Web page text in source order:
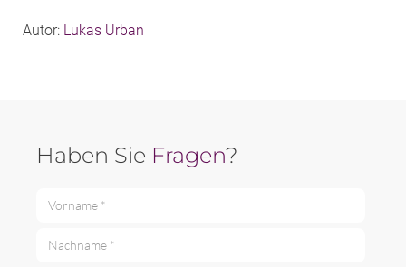
Autor: Lukas Urban
Haben Sie Fragen?